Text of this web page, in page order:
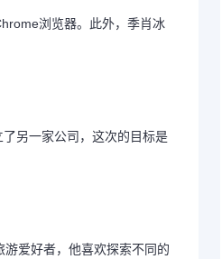
浏览器。此外，季肖冰
另一家公司，这次的目标是
爱好者，他喜欢探索不同的